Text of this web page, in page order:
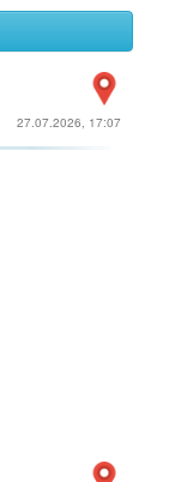
27.07.2026, 17:07